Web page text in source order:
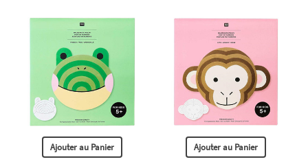
Ajouter au Panier Ajouter au Panier